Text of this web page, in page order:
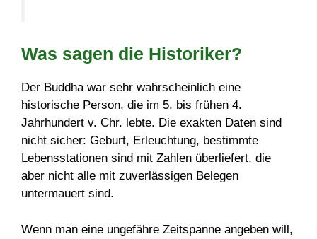
Was sagen die Historiker?
Der Buddha war sehr wahrscheinlich eine
historische Person, die im 5. bis frühen 4.
Jahrhundert v. Chr. lebte. Die exakten Daten sind
nicht sicher: Geburt, Erleuchtung, bestimmte
Lebensstationen sind mit Zahlen überliefert, die
aber nicht alle mit zuverlässigen Belegen
untermauert sind.
Wenn man eine ungefähre Zeitspanne angeben will,